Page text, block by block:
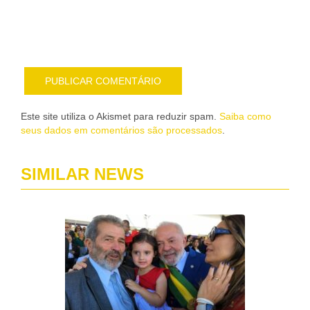
Este site utiliza o Akismet para reduzir spam. Saiba como
seus dados em comentários são processados
SIMILAR NEWS